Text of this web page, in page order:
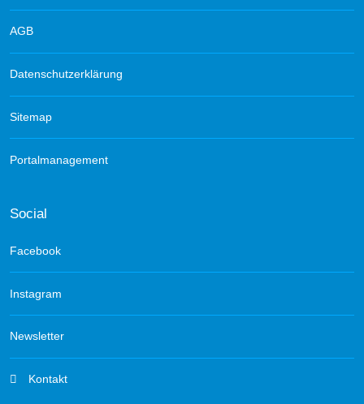
AGB
Datenschutzerklärung
Sitemap
Portalmanagement
Social
Facebook
Instagram
Newsletter
Kontakt